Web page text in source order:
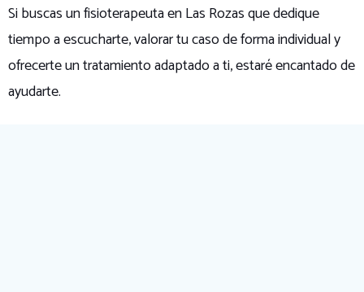
Si buscas un fisioterapeuta en Las Rozas que dedique
tiempo a escucharte, valorar tu caso de forma individual y
ofrecerte un tratamiento adaptado a ti, estaré encantado de
ayudarte.